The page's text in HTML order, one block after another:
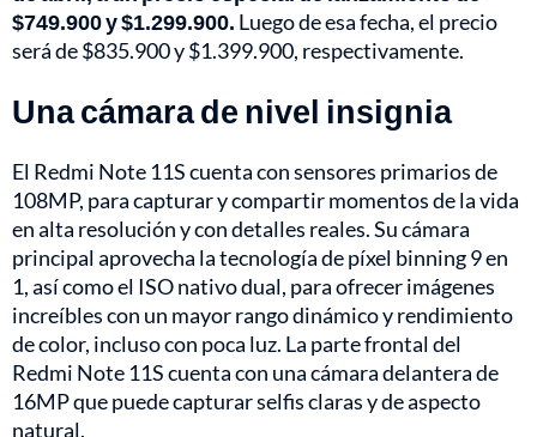
$749.900 y $1.299.900. Luego de esa fecha, el precio
será de $835.900 y $1.399.900, respectivamente.
Una cámara de nivel insignia
El Redmi Note 11S cuenta con sensores primarios de
108MP, para capturar y compartir momentos de la vida
en alta resolución y con detalles reales. Su cámara
principal aprovecha la tecnología de píxel binning 9 en
1, así como el ISO nativo dual, para ofrecer imágenes
increíbles con un mayor rango dinámico y rendimiento
de color, incluso con poca luz. La parte frontal del
Redmi Note 11S cuenta con una cámara delantera de
16MP que puede capturar selfis claras y de aspecto
natural.